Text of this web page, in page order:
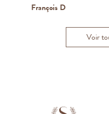
François D
D
K
H
Voir